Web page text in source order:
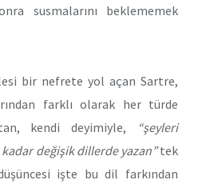
susmalarını beklememek
bir nefrete yol açan Sartre,
farklı olarak her türde
kendi deyimiyle,
“şeyleri
değişik dillerde yazan”tek
işte bu dil farkından